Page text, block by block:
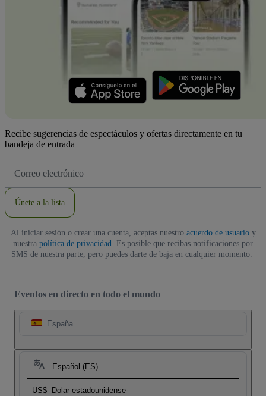
Recibe sugerencias de espectáculos y ofertas directamente en tu
bandeja de entrada
de
Únete a la lista
Al iniciar sesión o crear una cuenta, aceptas nuestro acuerdo de usuarioy
nuestra política de privacidad. Es posible que recibas notificaciones por
SMS de nuestra parte, pero puedes darte de baja en cualquier momento.
Eventos en directo en todo el mundo
España
Español (ES)
US$ Dolar estadounidense